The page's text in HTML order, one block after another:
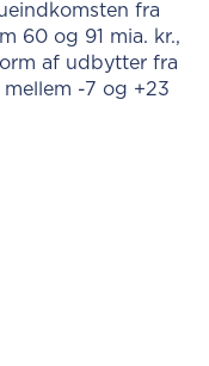
fra
60 og 91 mia. kr.,
af udbytter fra
-7 og +23